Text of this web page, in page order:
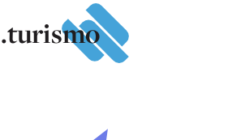
.turismo